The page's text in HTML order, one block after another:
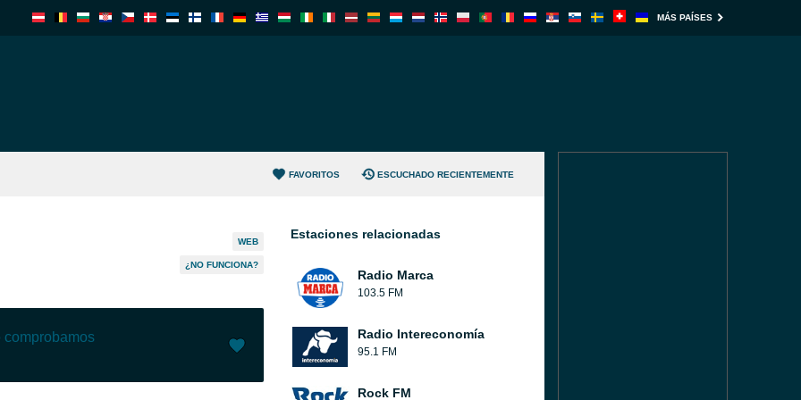
MÁS PAÍSES
FAVORITOS ESCUCHADO RECIENTEMENTE
WEB
¿NO FUNCIONA?
comprobamos
Estaciones relacionadas
Radio Marca
103.5 FM
Radio Intereconomía
95.1 FM
Rock FM